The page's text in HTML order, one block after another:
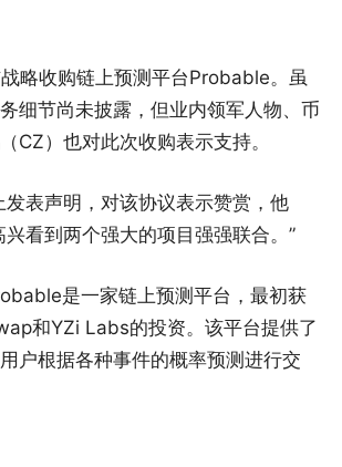
略收购链上预测平台Probable。虽
细节尚未披露，但业内领军人物、币
CZ）也对此次收购表示支持。
发表声明，对该协议表示赞赏，他
兴看到两个强大的项目强强联合。”
是一家链上预测平台，最初获
和YZi Labs的投资。该平台提供了
户根据各种事件的概率预测进行交